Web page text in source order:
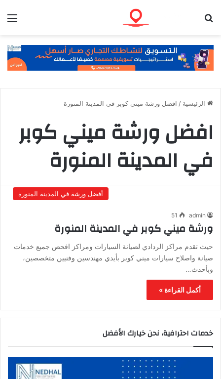
الرئيسية / افضل ورشة ميني كوبر في المدينة المنورة
افضل ورشة ميني كوبر
في المدينة المنورة
أفضل ورشة في المدينة المنورة
admin
51
ورشة ميني كوبر في المدينة المنورة
حيث تقدم مراكز الردادي لصيانة السيارات ومراكز افحص جميع خدمات
صيانة واصلاح سيارات ميني كوبر بأيدي مهندسين وفنيين متخصصين،
وبأحدث…
أكمل القراءة »
خدمات احترافية، نحن خيارك الأفضل